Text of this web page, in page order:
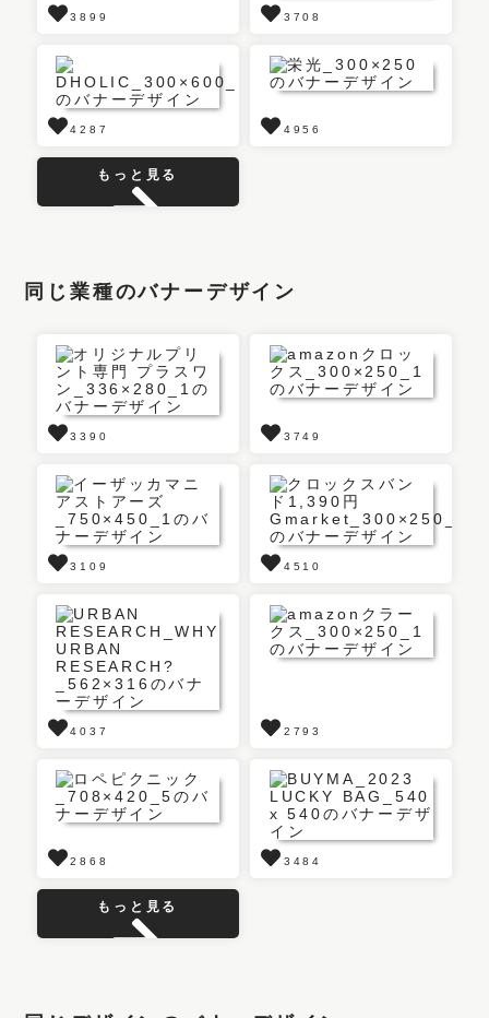
3899 3708
4287 4956
もっと見る
同じ業種のバナーデザイン
3390 3749
3109 4510
4037 2793
2868 3484
もっと見る